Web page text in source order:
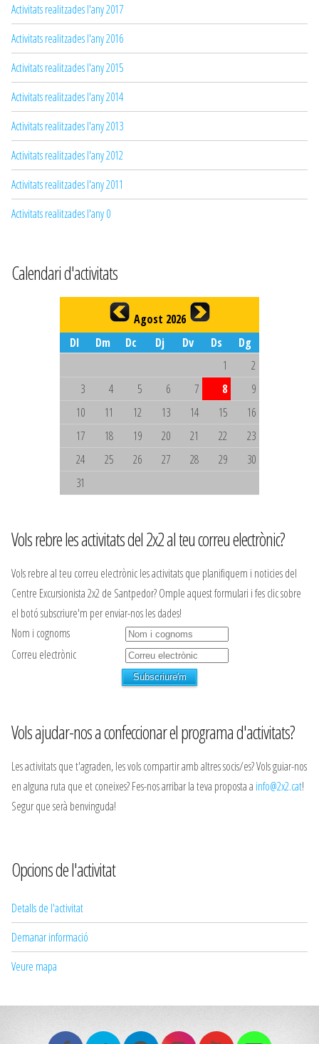
Activitats realitzades l'any 2017
Activitats realitzades l'any 2016
Activitats realitzades l'any 2015
Activitats realitzades l'any 2014
Activitats realitzades l'any 2013
Activitats realitzades l'any 2012
Activitats realitzades l'any 2011
Activitats realitzades l'any 0
Calendari d'activitats
Agost 2026
Dl
Dm Dc Dj Dv Ds
Dg
1
2
3
4 5 6 7 8
9
10
11 12 13 14 15
16
17
18 19 20 21 22
23
24
25 26 27 28 29
30
31
Vols rebre les activitats del 2x2 al teu correu electrònic?
Vols rebre al teu correu electrònic les activitats que planifiquem i noticies del
Centre Excursionista 2x2 de Santpedor? Omple aquest formulari i fes clic sobre
el botó subscriure'm per enviar-nos les dades!
Nom i cognoms
Correu electrònic
Vols ajudar-nos a confeccionar el programa d'activitats?
Les activitats que t'agraden, les vols compartir amb altres socis/es? Vols guiar-nos
en alguna ruta que et coneixes? Fes-nos arribar la teva proposta a info@2x2.cat!
Segur que serà benvinguda!
Opcions de l'activitat
Detalls de l'activitat
Demanar informació
Veure mapa